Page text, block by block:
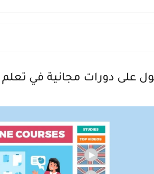
على دورات مجانية في تعلم